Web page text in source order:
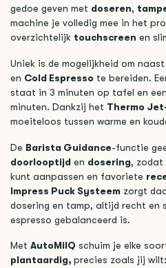
gedoe geven met doseren,
machine je volledig mee in het
overzichtelijk touchscreen en
Uniek is de mogelijkheid om
en Cold Espresso te bereiden.
staat in 3 minuten op tafel en
minuten. Dankzij het Thermo
moeiteloos tussen warme en
De Barista Guidance-functie
doorlooptijd en dosering, zodat
kunt aanpassen en favoriete
Impress Puck Systeem zorgt
dosering en tamp, altijd recht en
espresso gebalanceerd is.
Met AutoMilQ schuim je elke
plantaardig, precies zoals jij